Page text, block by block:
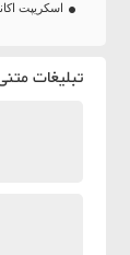
اسکریپت
تبلیغات